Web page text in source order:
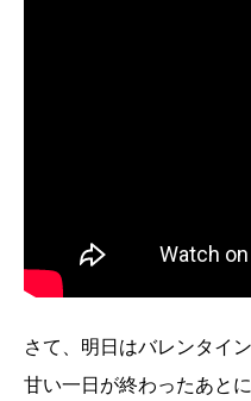
さて、明日はバレンタイ
甘い一日が終わったあとに